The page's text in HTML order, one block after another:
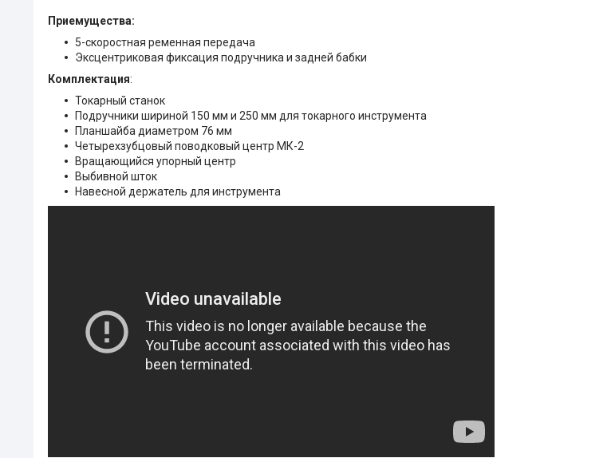
Приемущества:
5-скоростная ременная передача
Эксцентриковая фиксация подручника и задней бабки
Комплектация:
Токарный станок
Подручники шириной 150 мм и 250 мм для токарного инструмента
Планшайба диаметром 76 мм
Четырехзубцовый поводковый центр МК-2
Вращающийся упорный центр
Выбивной шток
Навесной держатель для инструмента